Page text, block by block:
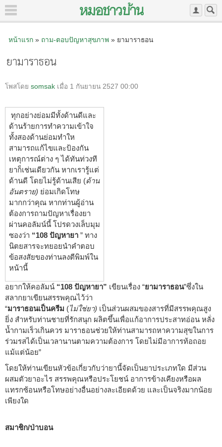
หน้าแรก» ถาม-ตอบปัญหาสุขภาพ» ยามาราธอน
ยามาราธอน
โพสโดย somsak เมื่อ 1 กันยายน 2527 00:00
ทุกอย่างย่อมมีทั้งด้านดีและ
ด้านร้ายการทำความเข้าใจ
ทั้งสองด้านย่อมทำให
สามารถแก้ไขและป้องกัน
เหตุการณ์ต่าง ๆ ได้ทันท่วงที
ยาก็เช่นเดียวกัน หากเรารู้แต่
ด้านดี โดยไม่รู้ด้านเสีย (ด้าน
อันตราย) ย่อมเกิดโทษ
มากกว่าคุณ หากท่านผู้อ่าน
ต้องการถามปัญหาเรื่องยา
ผ่านคอลัมน์นี้ โปรดวงเล็บมุม
ซองว่า “108 ปัญหายา ” ทาง
นิตยสารจะทยอยนำคำตอบ
ข้อสงสัยของท่านลงตีพิมพ์ใน
หน้านี้
อยากให้คอลัมน์ “108 ปัญหายา” เขียนเรื่อง “ยามาราธอน”ซึ่งใน
สลากยาเขียนสรรพคุณไว้ว่า
“มาราธอนเป็นครีม (ไม่ใช่ยา) เป็นส่วนผสมของสารที่มีสรรพคุณสูง
ยิ่ง สำหรับท่านชายที่รักสนุก ผลิตขึ้นเพื่อแก้อาการประสาทอ่อน หลั่ง
น้ำกามเร็วเกินควร มาราธอนช่วยให้ท่านสามารถหาความสุขในการ
ร่วมรสได้เป็นเวลานานตามความต้องการ โดยไม่มีอาการท้อถอย
แม้แต่น้อย”
โดยให้ท่านเขียนหัวข้อเกี่ยวกับว่ายานี้จัดเป็นยาประเภทใด มีส่วน
ผสมตัวยาอะไร สรรพคุณหรือประโยชน์ อาการข้างเคียงหรือผล
แทรกซ้อนหรือโทษอย่างอื่นอย่างละเอียดด้วย และเป็นจริงมากน้อย
เพียงใด
สมาชิก/ป่าบอน